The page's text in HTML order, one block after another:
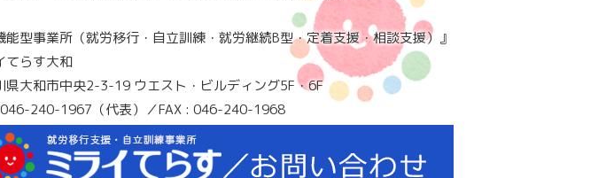
能型事業所（就労移行・自立訓練・就労継続B型・定着支援・相談支援）』
てらす大和
県大和市中央2-3-19 ウエスト・ビルディング5F・6F
240-1967（代表）／FAX : 046-240-1968